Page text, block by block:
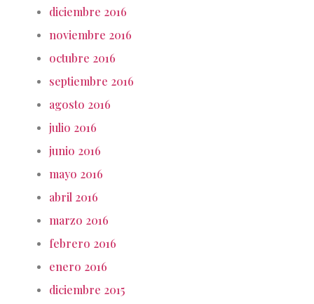
diciembre 2016
noviembre 2016
octubre 2016
septiembre 2016
agosto 2016
julio 2016
junio 2016
mayo 2016
abril 2016
marzo 2016
febrero 2016
enero 2016
diciembre 2015